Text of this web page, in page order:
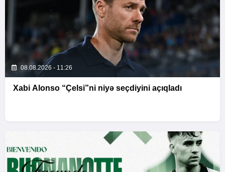
08.08.2026 - 11:26
Xabi Alonso “Çelsi”ni niyə seçdiyini açıqladı